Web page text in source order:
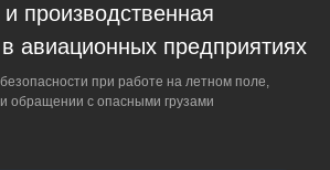
производственная
в авиационных предприятиях
при работе на летном поле,
обращении с опасными грузами